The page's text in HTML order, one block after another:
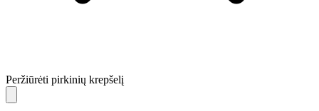
Skip
to
navigation
Skip
to
content
Peržiūrėti pirkinių krepšelį